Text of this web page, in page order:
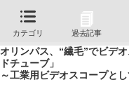
カテゴリ 過去記事
オリンパス、“繊毛”でビデ
ドチューブ」
～工業用ビデオスコープと